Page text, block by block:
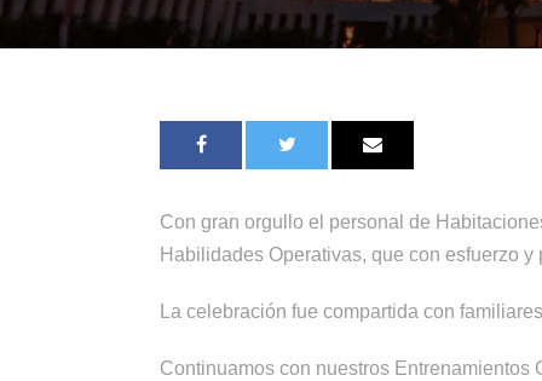
Con gran orgullo el personal de
Habilidades Operativas, que con esfuerzo
La celebración fue compartida con
Continuamos con nuestros Entrenamientos